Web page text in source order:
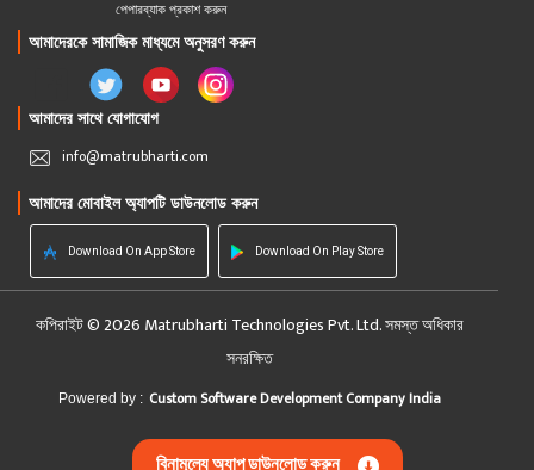
পেপারব্যাক প্রকাশ করুন
আমাদেরকে সামাজিক মাধ্যমে অনুসরণ করুন
আমাদের সাথে যোগাযোগ
info@matrubharti.com
আমাদের মোবাইল অ্যাপটি ডাউনলোড করুন
Download On App Store Download On Play Store
কপিরাইট © 2026 Matrubharti Technologies Pvt. Ltd. সমস্ত অধিকার
সনরক্ষিত
Powered by : Custom Software Development Company India